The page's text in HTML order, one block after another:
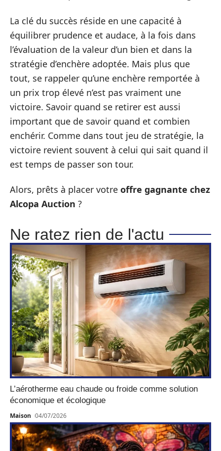
La clé du succès réside en une capacité à
équilibrer prudence et audace, à la fois dans
l’évaluation de la valeur d’un bien et dans la
stratégie d’enchère adoptée. Mais plus que
tout, se rappeler qu’une enchère remportée à
un prix trop élevé n’est pas vraiment une
victoire. Savoir quand se retirer est aussi
important que de savoir quand et combien
enchérir. Comme dans tout jeu de stratégie, la
victoire revient souvent à celui qui sait quand il
est temps de passer son tour.
Alors, prêts à placer votre offre gagnante chez
Alcopa Auction ?
Ne ratez rien de l'actu
L’aérotherme eau chaude ou froide comme solution
économique et écologique
Maison 04/07/2026